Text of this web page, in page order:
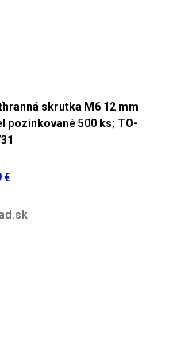
skrutka M6 12 mm
pozinkované 500 ks; TO-
€